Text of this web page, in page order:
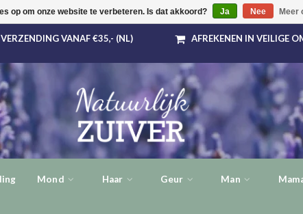
VANAF €35,- (NL) AFREKENEN IN VEILIGE
Mond Haar Geur Man
op om onze website te verbeteren. Is dat akkoord? Ja Nee Meer